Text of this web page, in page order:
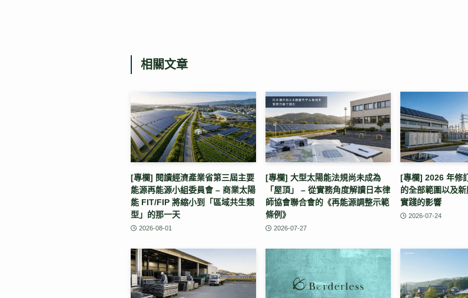
相關文章
[專欄] 閱讀經濟產業省第三屆主要
能源再能源小組委員會 – 商業太陽
能 FIT/FIP 將縮小到「區域共生類
型」的那一天
2026-08-01
[專欄] 大型太陽能法規尚未成為
「屋頂」 – 從實務角度解讀日本律
師協會聯合會的《再能源調整示範
條例》
2026-07-27
[專欄] 2026 年修
的全部範圍以及
實踐的影響
2026-07-24